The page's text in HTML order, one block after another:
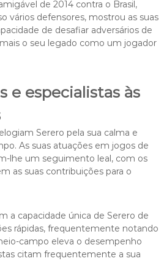
de 2014 contra o Brasil,
vários defensores, mostrou as suas
de desafiar adversários de
o seu legado como um jogador
e especialistas às
Serero pela sua calma e
As suas atuações em jogos de
lhe um seguimento leal, com os
as suas contribuições para o
a capacidade única de Serero de
rápidas, frequentemente notando
campo eleva o desempenho
citam frequentemente a sua